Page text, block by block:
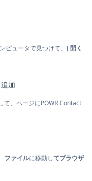
ピュータで見つけて、[開く
加
て、ページにPOWR Contact
ファイルに移動してブラウザ